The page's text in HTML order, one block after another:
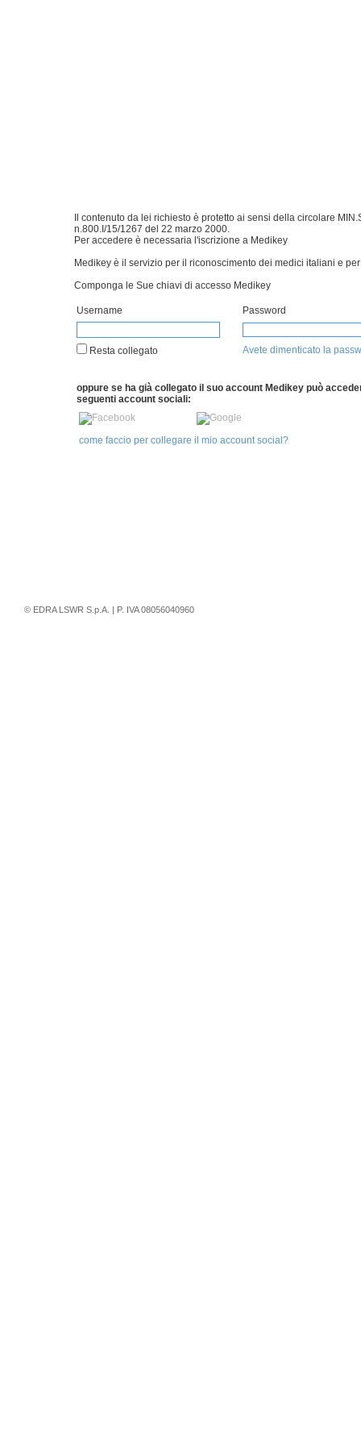
Il contenuto da lei richiesto è protetto ai sensi della circolare
n.800.I/15/1267 del 22 marzo 2000.
Per accedere è necessaria l'iscrizione a Medikey
Medikey è il servizio per il riconoscimento dei medici italiani e
Componga le Sue chiavi di accesso Medikey
Username Password
Resta collegato Avete dimenticato la
oppure se ha già collegato il suo account Medikey può
seguenti account sociali:
come faccio per collegare il mio account social?
© EDRA LSWR S.p.A. | P. IVA 08056040960